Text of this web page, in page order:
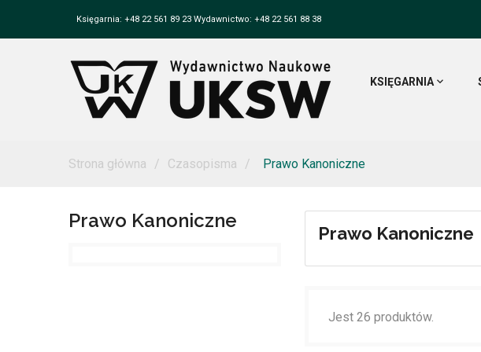
Księgarnia: +48 22 561 89 23 Wydawnictwo: +48 22 561 88 38
KSIĘGARNIA
Strona główna Czasopisma Prawo Kanoniczne
Prawo Kanoniczne
Prawo Kanoniczne
Jest 26 produktów.